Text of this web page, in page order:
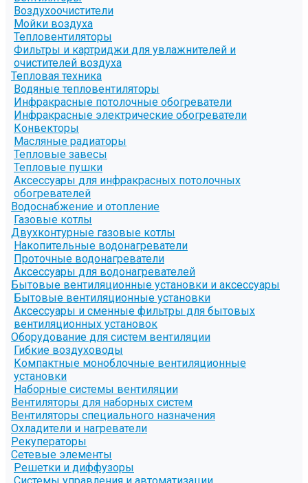
Воздухоочистители
Мойки воздуха
Тепловентиляторы
Фильтры и картриджи для увлажнителей и
очистителей воздуха
Тепловая техника
Водяные тепловентиляторы
Инфракрасные потолочные обогреватели
Инфракрасные электрические обогреватели
Конвекторы
Масляные радиаторы
Тепловые завесы
Тепловые пушки
Аксессуары для инфракрасных потолочных
обогревателей
Водоснабжение и отопление
Газовые котлы
Двухконтурные газовые котлы
Накопительные водонагреватели
Проточные водонагреватели
Аксессуары для водонагревателей
Бытовые вентиляционные установки и аксессуары
Бытовые вентиляционные установки
Аксессуары и сменные фильтры для бытовых
вентиляционных установок
Оборудование для систем вентиляции
Гибкие воздуховоды
Компактные моноблочные вентиляционные
установки
Наборные системы вентиляции
Вентиляторы для наборных систем
Вентиляторы специального назначения
Охладители и нагреватели
Рекуператоры
Сетевые элементы
Решетки и диффузоры